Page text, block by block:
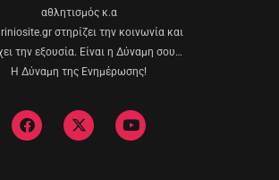
αθλητισμός κ.α
στηρίζει την κοινωνία και
την εξουσία. Είναι η Δύναμη σου…
Η Δύναμη της Ενημέρωσης!